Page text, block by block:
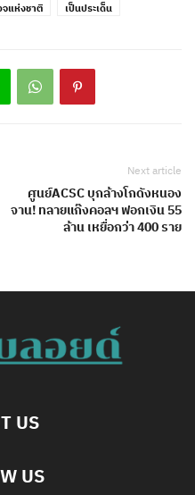
แห่งชาติ เป็นประเด็น
Next article
ศูนย์ACSC บุกล้างโกดังหนอง
จาน! ทลายแก๊งคอลฯ ฟอกเงิน 55
ล้าน เหยื่อกว่า 400 ราย
US
US